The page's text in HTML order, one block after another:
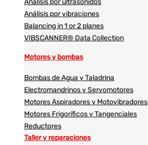
Análisis por ultrasonidos​​
Análisis por vibraciones
Balancing in 1 or 2 planes
VIBSCANNER® Data Collection
Motores y bombas
Bombas de Agua y Taladrina
Electromandrinos y Servomotores
Motores Aspiradores y Motovibradores
Motores Frigoríficos y Tangenciales
Reductores
Taller y reparaciones